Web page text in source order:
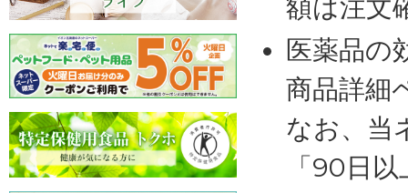
額は注文
医薬品の
商品詳細
なお、当
「90日